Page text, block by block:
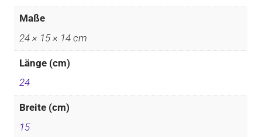
Maße
24 × 15 × 14 cm
Länge (cm)
24
Breite (cm)
15